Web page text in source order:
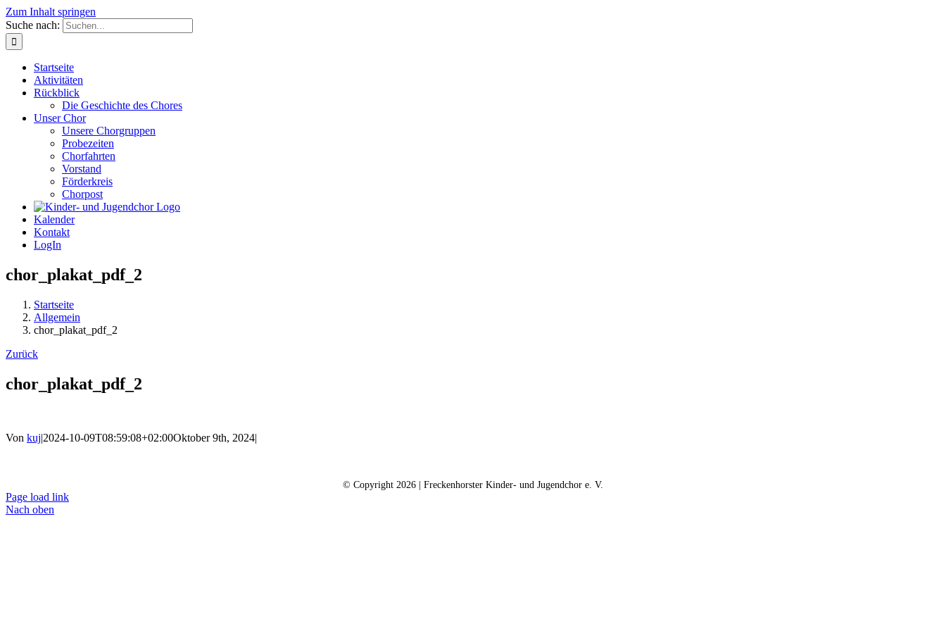
Zum Inhalt springen
Suche nach:
Startseite
Aktivitäten
Rückblick
Die Geschichte des Chores
Unser Chor
Unsere Chorgruppen
Probezeiten
Chorfahrten
Vorstand
Förderkreis
Chorpost
Kalender
Kontakt
LogIn
chor_plakat_pdf_2
Startseite
Allgemein
chor_plakat_pdf_2
Zurück
chor_plakat_pdf_2
Von kuj|2024-10-09T08:59:08+02:00Oktober 9th, 2024|
© Copyright 2026 | Freckenhorster Kinder- und Jugendchor e. V.
Page load link
Nach oben